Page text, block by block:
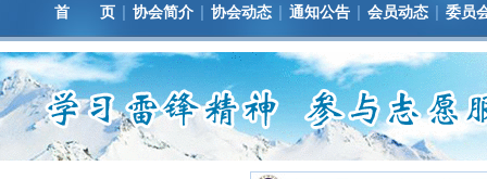
首 页 | 协会简介 | 协会动态 | 通知公告 | 会员动态 | 委员